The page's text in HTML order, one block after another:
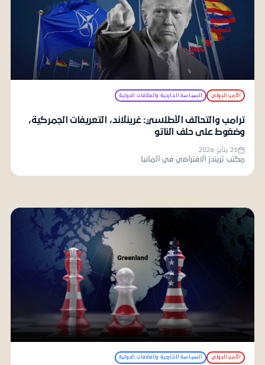
الأمن الدولي السياسة الخارجية والعلاقات الدولية
ترامب والتحالف الأطلسي: غرينلاند، التعريفات الجمركية،
وضغوط على حلف الناتو
25 يناير 2026
مكتب تريندز الافتراضي في ألمانيا
الأمن الدولي السياسة الخارجية والعلاقات الدولية